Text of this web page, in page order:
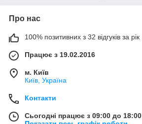
Про нас
100% позитивних з 32 відгуків за рік
Працює з 19.02.2016
м. Київ
Київ, Україна
Контакти
Сьогодні працює з 09:00 до 18:00